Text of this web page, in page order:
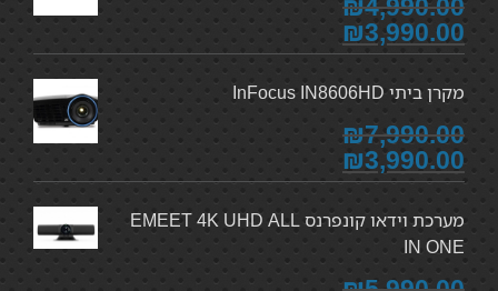
₪3,990.00
מקרן ביתי InFocus IN8606HD
₪7,990.00
₪3,990.00
מערכת וידאו קונפרנס EMEET 4K UHD ALL
IN ONE